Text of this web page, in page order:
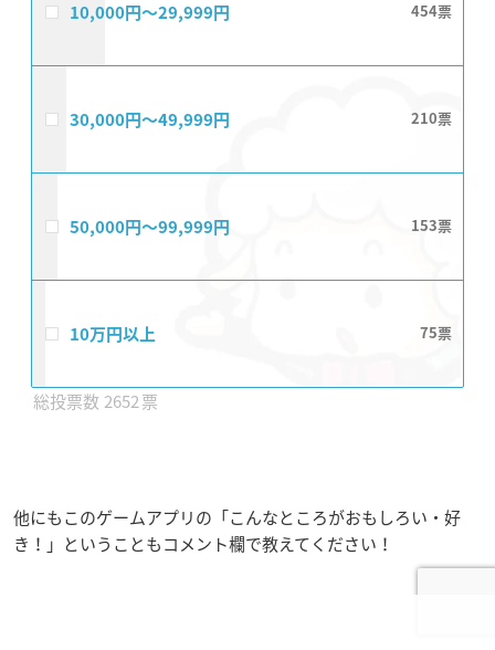
10,000円〜29,999円 454
30,000円〜49,999円 210
50,000円〜99,999円 153
10万円以上 75
2652
他にもこのゲームアプリの「こんなところがおもしろい・好
き！」ということもコメント欄で教えてください！